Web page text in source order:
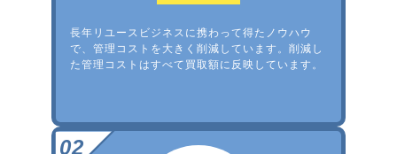
長年リユースビジネスに携わって得たノウハウ
で、管理コストを大きく削減しています。削減し
た管理コストはすべて買取額に反映しています。